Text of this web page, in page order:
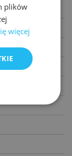
plików
więcej